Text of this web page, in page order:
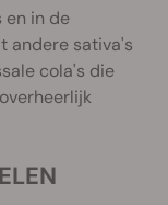
in de
andere sativa's
cola's die